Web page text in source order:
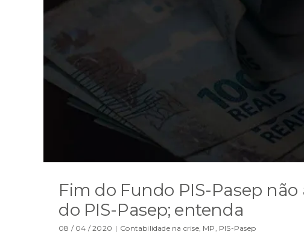
Fim do Fundo PIS-Pasep
do PIS-Pasep; entenda
08 / 04 / 2020 | Contabilidade na crise, MP, PIS-Pasep